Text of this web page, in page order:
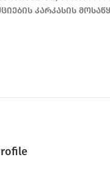
კარკასის